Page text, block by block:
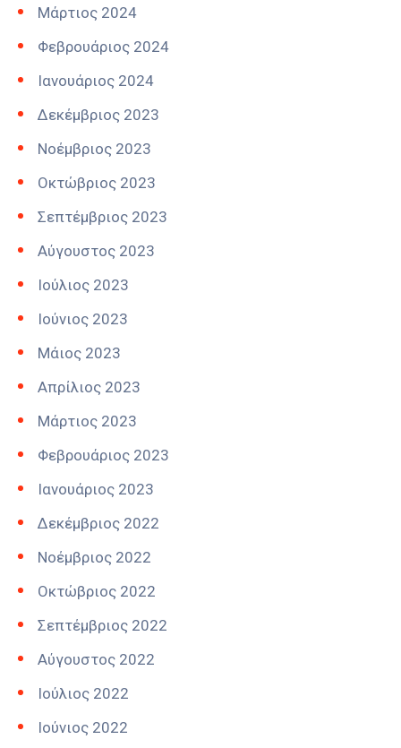
Μάρτιος 2024
Φεβρουάριος 2024
Ιανουάριος 2024
Δεκέμβριος 2023
Νοέμβριος 2023
Οκτώβριος 2023
Σεπτέμβριος 2023
Αύγουστος 2023
Ιούλιος 2023
Ιούνιος 2023
Μάιος 2023
Απρίλιος 2023
Μάρτιος 2023
Φεβρουάριος 2023
Ιανουάριος 2023
Δεκέμβριος 2022
Νοέμβριος 2022
Οκτώβριος 2022
Σεπτέμβριος 2022
Αύγουστος 2022
Ιούλιος 2022
Ιούνιος 2022